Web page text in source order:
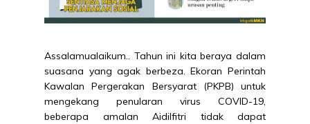
Assalamualaikum.. Tahun ini kita beraya dalam
suasana yang agak berbeza. Ekoran Perintah
Kawalan Pergerakan Bersyarat (PKPB) untuk
mengekang penularan virus COVID-19,
beberapa amalan Aidilfitri tidak dapat